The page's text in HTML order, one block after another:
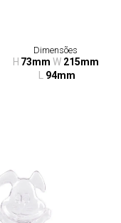
Dimensões
H 73mm W 215mm
L 94mm